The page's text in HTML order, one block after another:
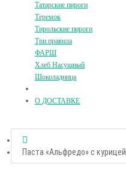
Татарские пироги
Теремок
Тирольские пироги
Три правила
ФАРШ
Хлеб Насущный
Шоколадница
О ДОСТАВКЕ
Паста «Альфредо» с курицей